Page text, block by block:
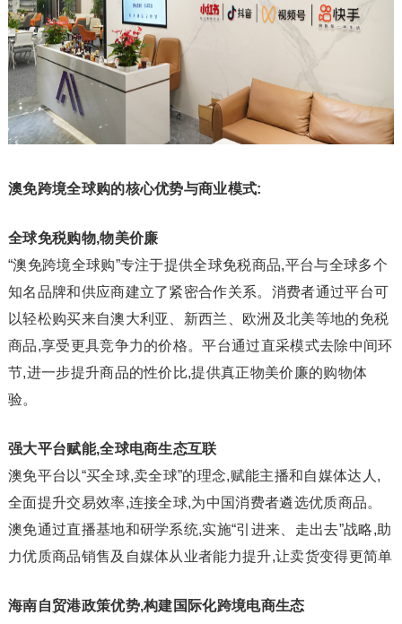
澳免跨境全球购的核心优势与商业模式:
全球免税购物,物美价廉
“澳免跨境全球购”专注于提供全球免税商品,平台与全球多个
知名品牌和供应商建立了紧密合作关系。消费者通过平台可
以轻松购买来自澳大利亚、新西兰、欧洲及北美等地的免税
商品,享受更具竞争力的价格。平台通过直采模式去除中间环
节,进一步提升商品的性价比,提供真正物美价廉的购物体
验。
强大平台赋能,全球电商生态互联
澳免平台以“买全球,卖全球”的理念,赋能主播和自媒体达人,
全面提升交易效率,连接全球,为中国消费者遴选优质商品。
澳免通过直播基地和研学系统,实施“引进来、走出去”战略,助
力优质商品销售及自媒体从业者能力提升,让卖货变得更简单
海南自贸港政策优势,构建国际化跨境电商生态